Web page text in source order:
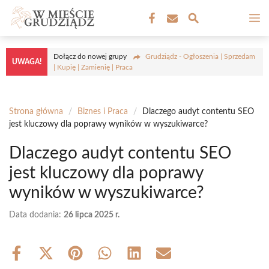
Przejdź
treści
UWAGA!
Dołącz do nowej grupy
Grudziądz - Ogłoszenia | Sprzedam
| Kupię | Zamienię | Praca
Strona główna / Biznes i Praca /
Dlaczego audyt contentu SEO
jest kluczowy dla poprawy wyników w wyszukiwarce?
Dlaczego audyt contentu SEO
jest kluczowy dla poprawy
wyników w wyszukiwarce?
Data dodania: 26 lipca 2025 r.
Share
Share Share Share Share Share